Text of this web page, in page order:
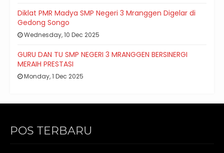
Diklat PMR Madya SMP Negeri 3 Mranggen Digelar di
Gedong Songo
Wednesday, 10 Dec 2025
GURU DAN TU SMP NEGERI 3 MRANGGEN BERSINERGI
MERAIH PRESTASI
Monday, 1 Dec 2025
POS TERBARU